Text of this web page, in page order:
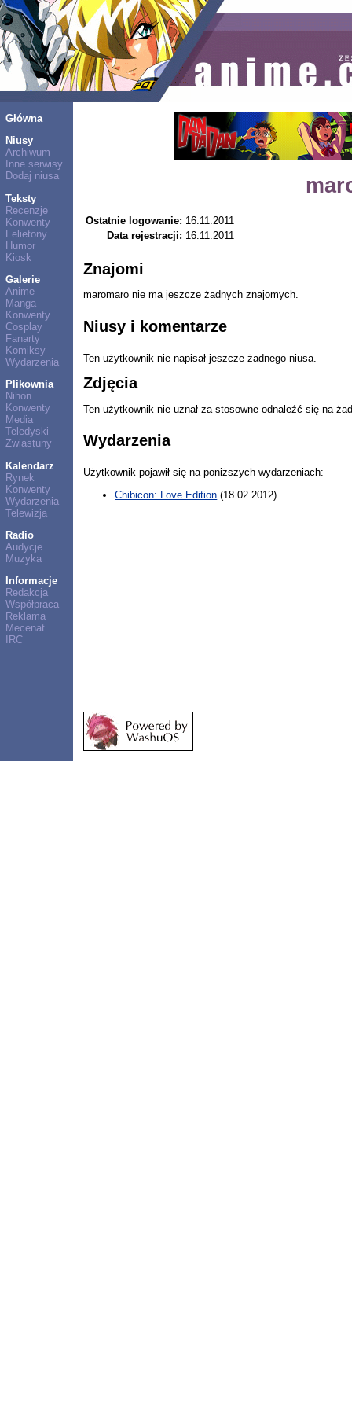
Główna
Niusy
Archiwum
Inne serwisy
Dodaj niusa
Teksty
Recenzje
Konwenty
Felietony
Humor
Kiosk
Galerie
Anime
Manga
Konwenty
Cosplay
Fanarty
Komiksy
Wydarzenia
Plikownia
Nihon
Konwenty
Media
Teledyski
Zwiastuny
Kalendarz
Rynek
Konwenty
Wydarzenia
Telewizja
Radio
Audycje
Muzyka
Informacje
Redakcja
Współpraca
Reklama
Mecenat
IRC
Ostatnie logowanie: 16.11.2011
Data rejestracji: 16.11.2011
Znajomi
maromaro nie ma jeszcze żadnych znajomych.
Niusy i komentarze
Ten użytkownik nie napisał jeszcze żadnego niusa.
Zdjęcia
Ten użytkownik nie uznał za stosowne odnaleźć się na
Wydarzenia
Użytkownik pojawił się na poniższych wydarzeniach:
Chibicon: Love Edition (18.02.2012)